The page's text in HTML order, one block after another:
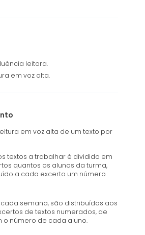
leitora.
em voz alta.
em voz alta de um texto por
textos a trabalhar é dividido em
quantos os alunos da turma,
a cada excerto um número
semana, são distribuídos aos
de textos numerados, de
o número de cada aluno.